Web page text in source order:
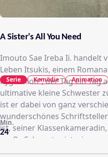
A Sister's All You Need
Imouto Sae Ireba Ii. handelt
Leben Itsukis, einem
Pygmalion“, der Tag ein Tag
ultimative kleine Schwester
ist er dabei von ganz
wunderschönes
ist, seiner
große Schwester ist, einem
und einem sadistischen
24
Min.
Serie Komödie Animation